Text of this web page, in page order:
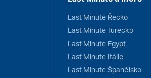
Last Minute Řecko
Last Minute Turecko
Last Minute Egypt
Last Minute Itálie
Last Minute Španělsko